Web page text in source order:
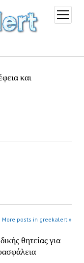
open
menu
και
More posts in greekalert »
θητείας για